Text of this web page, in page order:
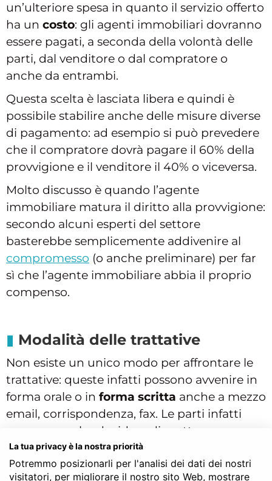
un’ulteriore spesa in quanto il servizio offerto
ha un costo: gli agenti immobiliari dovranno
essere pagati, a seconda della volontà delle
parti, dal venditore o dal compratore o
anche da entrambi.
Questa scelta è lasciata libera e quindi è
possibile stabilire anche delle misure diverse
di pagamento: ad esempio si può prevedere
che il compratore dovrà pagare il 60% della
provvigione e il venditore il 40% o viceversa.
Molto discusso è quando l’agente
immobiliare matura il diritto alla provvigione:
secondo alcuni esperti del settore
basterebbe semplicemente addivenire al
compromesso (o anche preliminare) per far
sì che l’agente immobiliare abbia il proprio
compenso.
Modalità delle trattative
Non esiste un unico modo per affrontare le
trattative: queste infatti possono avvenire in
forma orale o in forma scritta anche a mezzo
email, corrispondenza, fax. Le parti infatti
possono anche decidere di mettere nero su
bianco solo determinati aspetti, ritenuti
particolarmente importanti per la
La tua privacy è la nostra priorità
Potremmo posizionarli per l'analisi dei dati dei nostri
visitatori, per migliorare il nostro sito Web, mostrare